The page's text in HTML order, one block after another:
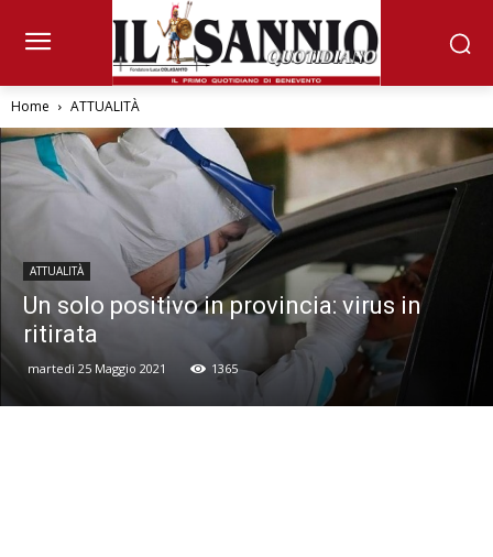
Home ATTUALITÀ
ATTUALITÀ
Un solo positivo in provincia: virus in
ritirata
martedì 25 Maggio 2021 1365